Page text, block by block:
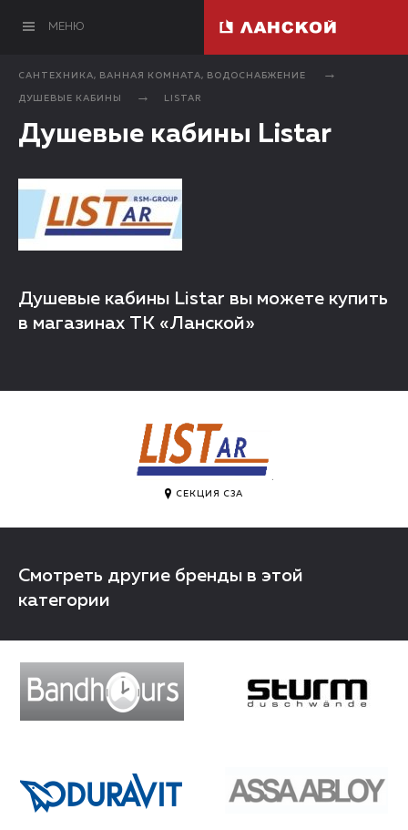
МЕНЮ
САНТЕХНИКА, ВАННАЯ КОМНАТА, ВОДОСНАБЖЕНИЕ
ДУШЕВЫЕ КАБИНЫ LISTAR
Душевые кабины Listar
Душевые кабины Listar вы можете купить
в магазинах ТК «Ланской»
.
СЕКЦИЯ C3A
Смотреть другие бренды в этой
категории